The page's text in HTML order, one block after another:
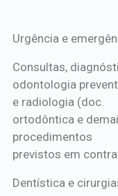
*Procedimentos
Urgência e
Consultas,
odontologia
e radiologia (doc.
ortodôntica e
procedimentos
previstos em
Dentística e